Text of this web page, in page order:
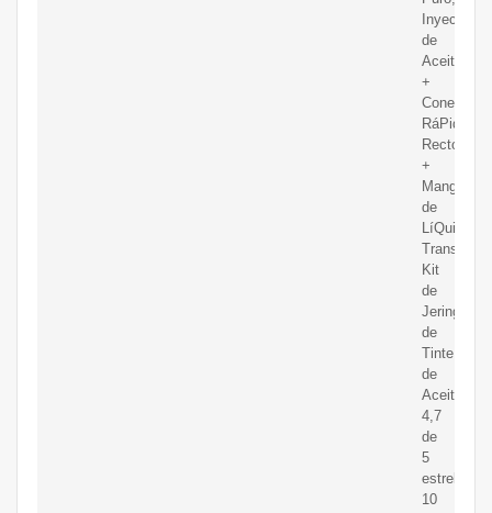
Inyector
de
Aceite
+
Conector
RáPido
Recto
+
Manguera
de
LíQuido
Kit
de
Jeringa
de
Tinte
de
Aceite
4,7
de
5
estrellas
10